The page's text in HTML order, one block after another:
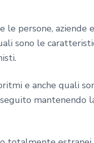
persone, aziende
sono le
e anche quali
mantenendo